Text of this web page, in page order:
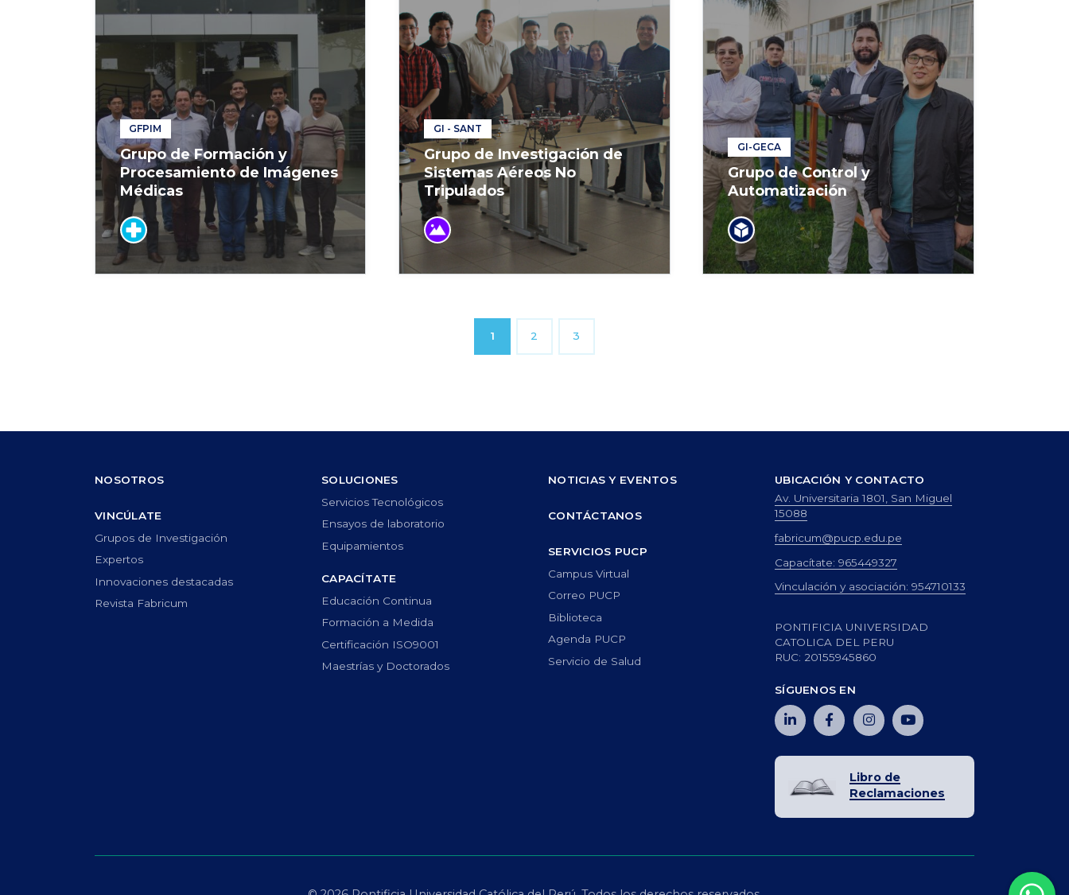
GFPIM
Grupo de Formación y
Procesamiento de Imágenes
Médicas
GI - SANT
Grupo de Investigación de
Sistemas Aéreos No
Tripulados
GI-GECA
Grupo de Control y
Automatización
1 2 3
NOSOTROS
VINCÚLATE
Grupos de Investigación
Expertos
Innovaciones destacadas
Revista Fabricum
SOLUCIONES
Servicios Tecnológicos
Ensayos de laboratorio
Equipamientos
CAPACÍTATE
Educación Continua
Formación a Medida
Certificación ISO9001
Maestrías y Doctorados
NOTICIAS Y EVENTOS
CONTÁCTANOS
SERVICIOS PUCP
Campus Virtual
Correo PUCP
Biblioteca
Agenda PUCP
Servicio de Salud
UBICACIÓN Y CONTACTO
Av. Universitaria 1801, San Miguel
15088
fabricum@pucp.edu.pe
Capacítate: 965449327
Vinculación y asociación: 954710133
PONTIFICIA UNIVERSIDAD
CATOLICA DEL PERU
RUC: 20155945860
SÍGUENOS EN
Libro de
Reclamaciones